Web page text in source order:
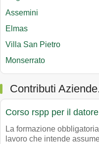
Assemini
Elmas
Villa San Pietro
Monserrato
Contributi
Corso rspp per il
La formazione
lavoro che intende